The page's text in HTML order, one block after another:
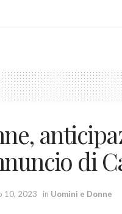
di
10, 2023 in Uomini e Donne